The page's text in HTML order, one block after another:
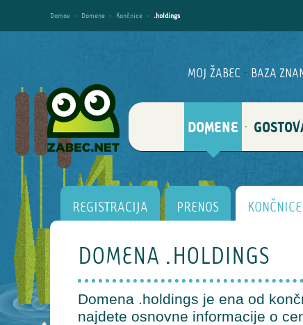
Domov › Domene › Končnice › .holdings
MOJ ŽABEC · BAZA
DOMENE ·
REGISTRACIJA PRENOS KONČNICE
DOMENA .HOLDINGS
Domena .holdings je ena od
najdete osnovne informacije o